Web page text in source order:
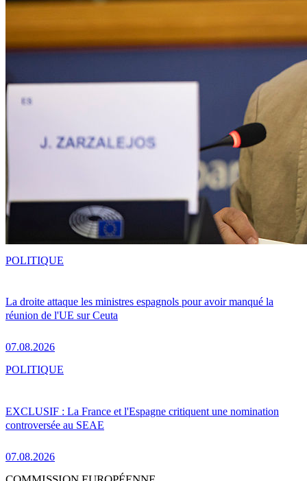
La droite attaque les ministres espagnols pour avoir manqué la
réunion de l'UE sur Ceuta
07.08.2026
POLITIQUE
EXCLUSIF : La France et l'Espagne critiquent une nomination
controversée au SEAE
07.08.2026
POLITIQUE